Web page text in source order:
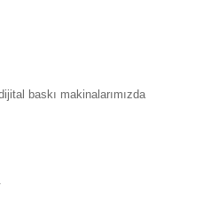
baskı makinalarımızda